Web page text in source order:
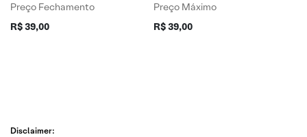
Preço Fechamento
R$ 39,00
Preço Máximo
R$ 39,00
Disclaimer: